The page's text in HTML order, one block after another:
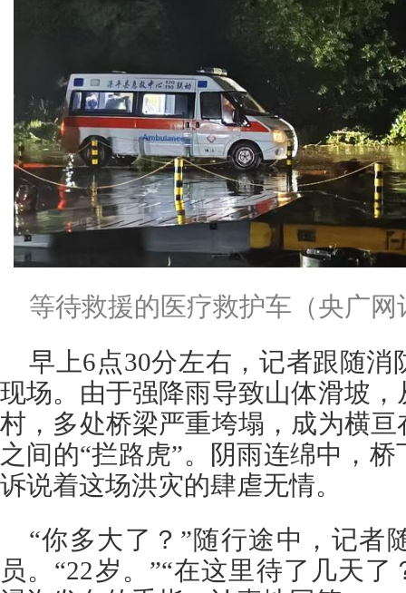
等待救援的医疗救护车（央广网
早上6点30分左右，记者跟随消
现场。由于强降雨导致山体滑坡
村，多处桥梁严重垮塌，成为横
之间的“拦路虎”。阴雨连绵中，
诉说着这场洪灾的肆虐无情。
“你多大了？”随行途中，记者
员。“22岁。”“在这里待了几天了